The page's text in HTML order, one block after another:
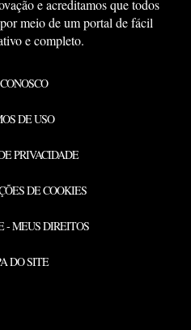
e acreditamos que todos
meio de um portal de fácil
e completo.
DE USO
PRIVACIDADE
DE COOKIES
- MEUS DIREITOS
DO SITE